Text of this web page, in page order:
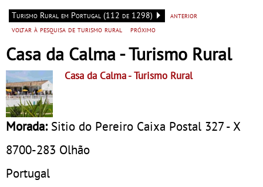
Turismo Rural em Portugal (112 de 1298)
anterior
voltar à pesquisa de turismo rural
próximo
Casa da Calma - Turismo Rural
Casa da Calma- Turismo Rural
Morada: Sitio do Pereiro Caixa Postal 327 - X
8700-283 Olhão
Portugal